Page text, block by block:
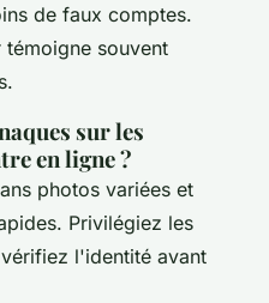
de faux comptes.
témoigne souvent
sur les
en ligne ?
photos variées et
Privilégiez les
l'identité avant